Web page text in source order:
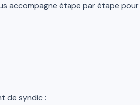
accompagne étape par étape
de syndic :